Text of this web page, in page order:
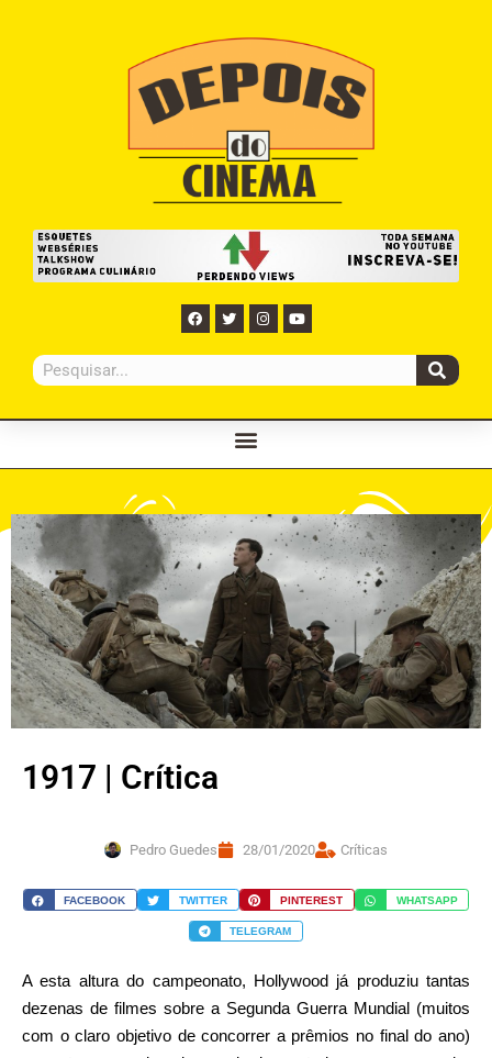
1917 | Crítica
Pedro Guedes 28/01/2020 Críticas
FACEBOOK TWITTER PINTEREST WHATSAPP
TELEGRAM
A esta altura do campeonato, Hollywood já produziu tantas
dezenas de filmes sobre a Segunda Guerra Mundial (muitos
com o claro objetivo de concorrer a prêmios no final do ano)